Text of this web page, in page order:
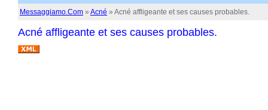
Messaggiamo.Com » Acné » Acné affligeante et ses causes probables.
Acné affligeante et ses causes probables.